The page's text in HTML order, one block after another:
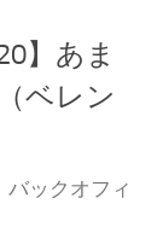
】あま
ベレン
ックオフィ